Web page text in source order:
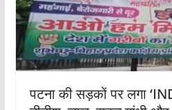
पटना की सड़कों पर लगा